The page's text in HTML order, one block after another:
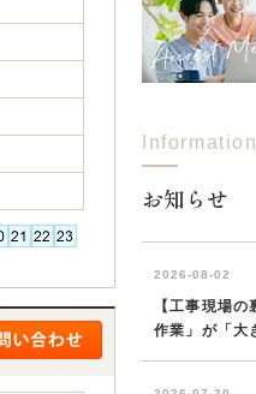
Information
お知らせ